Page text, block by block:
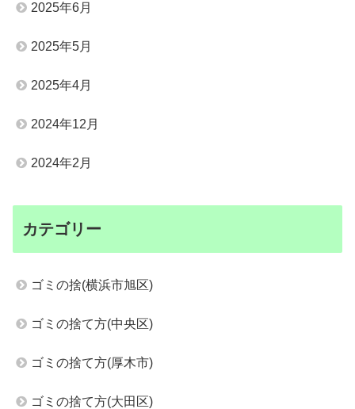
2025年6月
2025年5月
2025年4月
2024年12月
2024年2月
カテゴリー
ゴミの捨(横浜市旭区)
ゴミの捨て方(中央区)
ゴミの捨て方(厚木市)
ゴミの捨て方(大田区)